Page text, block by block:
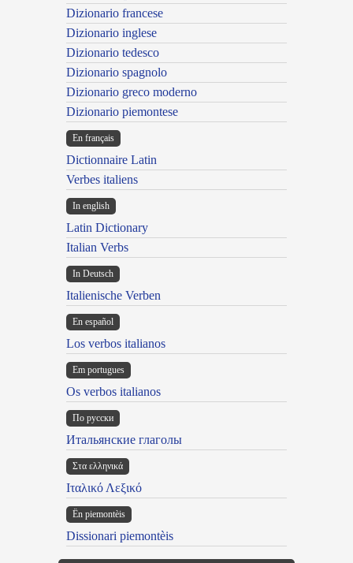
Dizionario francese
Dizionario inglese
Dizionario tedesco
Dizionario spagnolo
Dizionario greco moderno
Dizionario piemontese
En français
Dictionnaire Latin
Verbes italiens
In english
Latin Dictionary
Italian Verbs
In Deutsch
Italienische Verben
En español
Los verbos italianos
Em portugues
Os verbos italianos
По русски
Итальянские глаголы
Στα ελληνικά
Ιταλικό Λεξικό
Ën piemontèis
Dissionari piemontèis